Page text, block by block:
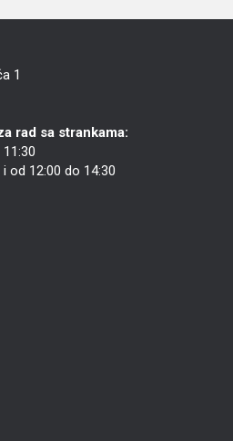
1
rad sa strankama:
od 12:00 do 14:30